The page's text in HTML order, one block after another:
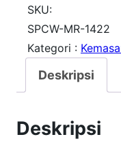
t
i
t
t
SKU:
SPCW-MR-1422
Kategori :
Deskripsi
Deskripsi